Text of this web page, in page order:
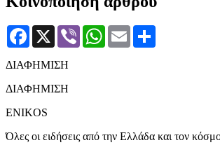
Facebook
X Viber WhatsApp
Email
ΔΙΑΦΗΜΙΣΗ
ΔΙΑΦΗΜΙΣΗ
ENIKOS
Όλες οι ειδήσεις από την Ελλάδα και τον